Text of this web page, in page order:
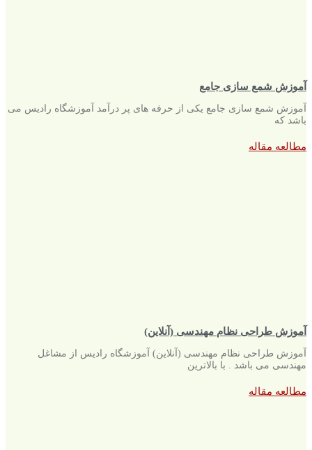
آموزش شمع سازی جامع
آموزش شمع سازی جامع یکی از حرفه های پر درآمد آموزشگاه رادیس می
باشد که
مطالعه مقاله
آموزش طراحی نظام مهندسی (آنلاین)
آموزش طراحی نظام مهندسی (آنلاین) آموزشگاه رادیس از مشاغل
مهندسی می باشد . با بالاترین
مطالعه مقاله